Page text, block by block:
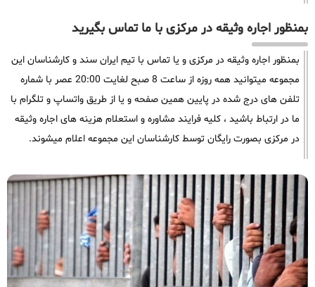
بمنظور اجاره وثیقه در مرکزی با ما تماس بگیرید
بمنظور اجاره وثیقه در مرکزی و یا تماس با تیم ایران سند و کارشناسان این
مجموعه میتوانید همه روزه از ساعت 8 صبح لغایت 20:00 عصر با شماره
تلفن های درج شده در پایین همین صفحه و یا از طریق واتساپ و تلگرام با
ما در ارتباط باشید ، کلیه فرایند مشاوره و استعلام هزینه های اجاره وثیقه
در مرکزی بصورت رایگان توسط کارشناسان این مجموعه اعلام میشوند.